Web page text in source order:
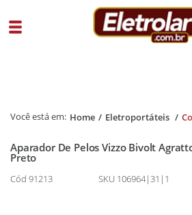
Home Eletroportáteis
Aparador De Pelos Vizzo Bivolt
Preto
Cód 91213 SKU 106964|31|1